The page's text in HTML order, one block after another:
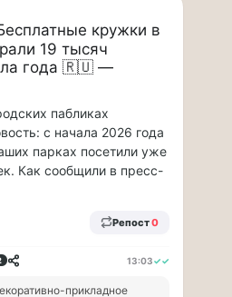
кружки в
19 тысяч
года 🇷🇺 —
пабликах
с начала 2026 года
парках посетили уже
Как сообщили в пресс-
Репост0
13:03✓✓
прикладное